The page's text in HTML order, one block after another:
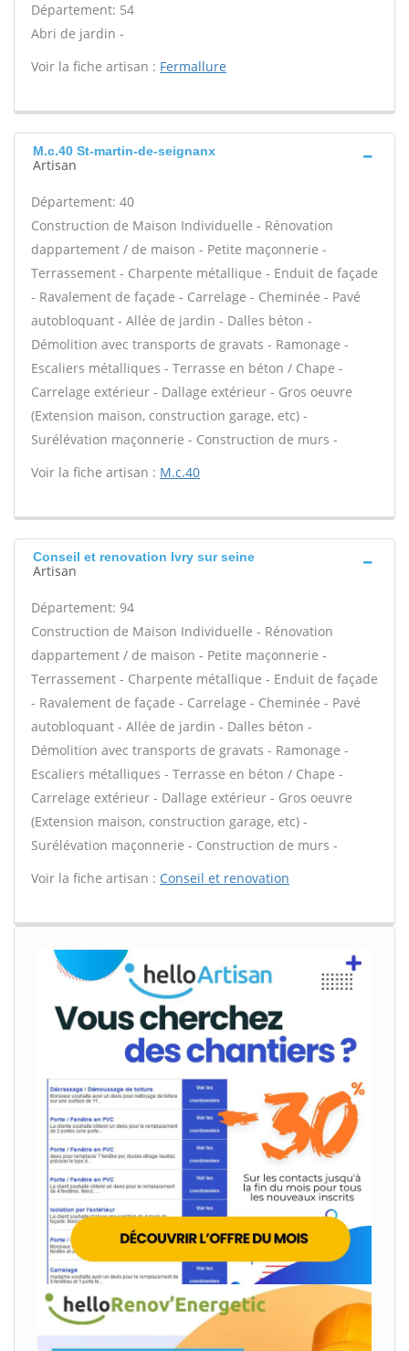
Département: 54
Abri de jardin -
Voir la fiche artisan : Fermallure
M.c.40 St-martin-de-seignanx
Artisan
Département: 40
Construction de Maison Individuelle - Rénovation
dappartement / de maison - Petite maçonnerie -
Terrassement - Charpente métallique - Enduit de façade
- Ravalement de façade - Carrelage - Cheminée - Pavé
autobloquant - Allée de jardin - Dalles béton -
Démolition avec transports de gravats - Ramonage -
Escaliers métalliques - Terrasse en béton / Chape -
Carrelage extérieur - Dallage extérieur - Gros oeuvre
(Extension maison, construction garage, etc) -
Surélévation maçonnerie - Construction de murs -
Voir la fiche artisan : M.c.40
Conseil et renovation Ivry sur seine
Artisan
Département: 94
Construction de Maison Individuelle - Rénovation
dappartement / de maison - Petite maçonnerie -
Terrassement - Charpente métallique - Enduit de façade
- Ravalement de façade - Carrelage - Cheminée - Pavé
autobloquant - Allée de jardin - Dalles béton -
Démolition avec transports de gravats - Ramonage -
Escaliers métalliques - Terrasse en béton / Chape -
Carrelage extérieur - Dallage extérieur - Gros oeuvre
(Extension maison, construction garage, etc) -
Surélévation maçonnerie - Construction de murs -
Voir la fiche artisan : Conseil et renovation